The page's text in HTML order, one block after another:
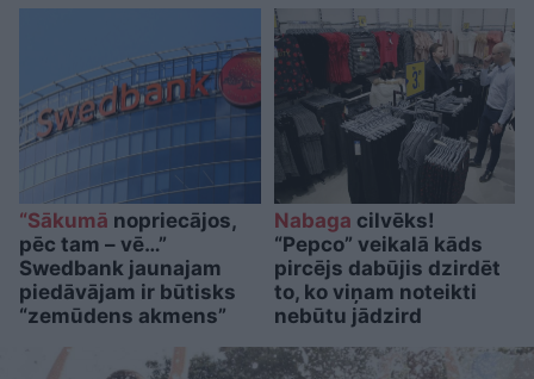
“Sākumā nopriecājos,
pēc tam – vē…”
Swedbank jaunajam
piedāvājam ir būtisks
“zemūdens akmens”
Nabaga cilvēks!
“Pepco” veikalā kāds
pircējs dabūjis dzirdēt
to, ko viņam noteikti
nebūtu jādzird